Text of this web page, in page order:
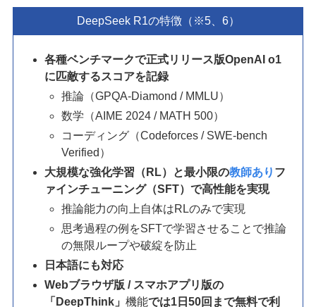
DeepSeek R1の特徴（※5、6）
各種ベンチマークで正式リリース版OpenAI o1
に匹敵するスコアを記録
推論（GPQA-Diamond / MMLU）
数学（AIME 2024 / MATH 500）
コーディング（Codeforces / SWE-bench
Verified）
大規模な強化学習（RL）と最小限の教師あり フ
ァインチューニング（SFT）で高性能を実現
推論能力の向上自体はRLのみで実現
思考過程の例をSFTで学習させることで推論
の無限ループや破綻を防止
日本語にも対応
Webブラウザ版 / スマホアプリ版の
「DeepThink」 機能では1日50回まで無料で利